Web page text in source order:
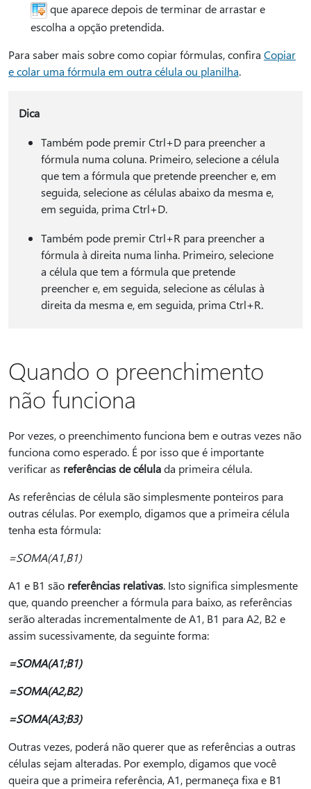
que aparece depois de terminar de arrastar e
escolha a opção pretendida.
Para saber mais sobre como copiar fórmulas, confira Copiar
e colar uma fórmula em outra célula ou planilha.
Dica
Também pode premir Ctrl+D para preencher a
fórmula numa coluna. Primeiro, selecione a célula
que tem a fórmula que pretende preencher e, em
seguida, selecione as células abaixo da mesma e,
em seguida, prima Ctrl+D.
Também pode premir Ctrl+R para preencher a
fórmula à direita numa linha. Primeiro, selecione
a célula que tem a fórmula que pretende
preencher e, em seguida, selecione as células à
direita da mesma e, em seguida, prima Ctrl+R.
Quando o preenchimento
não funciona
Por vezes, o preenchimento funciona bem e outras vezes não
funciona como esperado. É por isso que é importante
verificar as referências de célulada primeira célula.
As referências de célula são simplesmente ponteiros para
outras células. Por exemplo, digamos que a primeira célula
tenha esta fórmula:
=SOMA(A1,B1)
A1 e B1 são referências relativas. Isto significa simplesmente
que, quando preencher a fórmula para baixo, as referências
serão alteradas incrementalmente de A1, B1 para A2, B2 e
assim sucessivamente, da seguinte forma:
=SOMA(A1;B1)
=SOMA(A2,B2)
=SOMA(A3;B3)
Outras vezes, poderá não querer que as referências a outras
células sejam alteradas. Por exemplo, digamos que você
queira que a primeira referência, A1, permaneça fixa e B1